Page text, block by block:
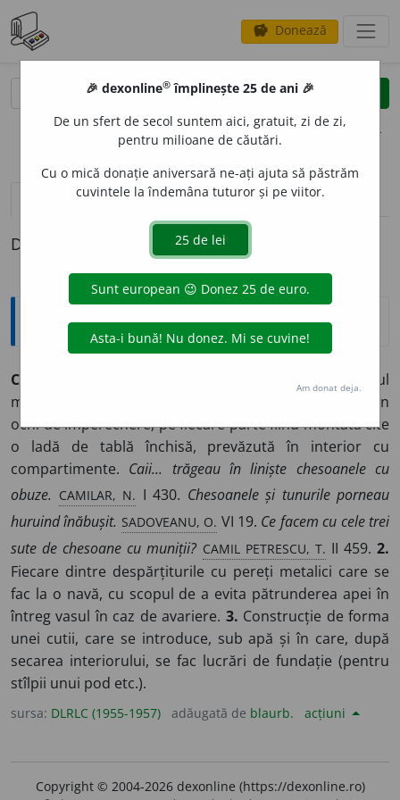
savings Donează
clear
opțiuni
definiții (1)
Definiția cu ID-ul 906410:
Explicative DEX
CHES
Vehicul pentru transportul
muniției, format din două părți legate între ele printr-un
ochi de împerechere, pe fiecare parte fiind montată cîte
o ladă de tablă închisă, prevăzută în interior cu
compartimente. Caii... trăgeau în liniște chesoanele cu
obuze. CAMILAR, N. I 430. Chesoanele și tunurile porneau
huruind înăbușit. SADOVEANU, O. VI 19. Ce facem cu cele trei
sute de chesoane cu muniții? CAMIL PETRESCU, T. II 459.2.
Fiecare dintre despărțiturile cu pereți metalici care se
fac la o navă, cu scopul de a evita pătrunderea apei în
întreg vasul în caz de avariere. 3. Construcție de forma
unei cutii, care se introduce, sub apă și în care, după
secarea interiorului, se fac lucrări de fundație (pentru
stîlpii unui pod etc.).
sursa: DLRLC (1955-1957) adăugată de blaurb. acțiuni
Copyright © 2004-2026 dexonline (https://dexonline.ro)
🎉 dexonline® împlinește 25 de ani 🎉
De un sfert de secol suntem aici, gratuit, zi de zi,
pentru milioane de căutări.
Cu o mică donație aniversară ne-ați ajuta să păstrăm
cuvintele la îndemâna tuturor și pe viitor.
Am donat deja.